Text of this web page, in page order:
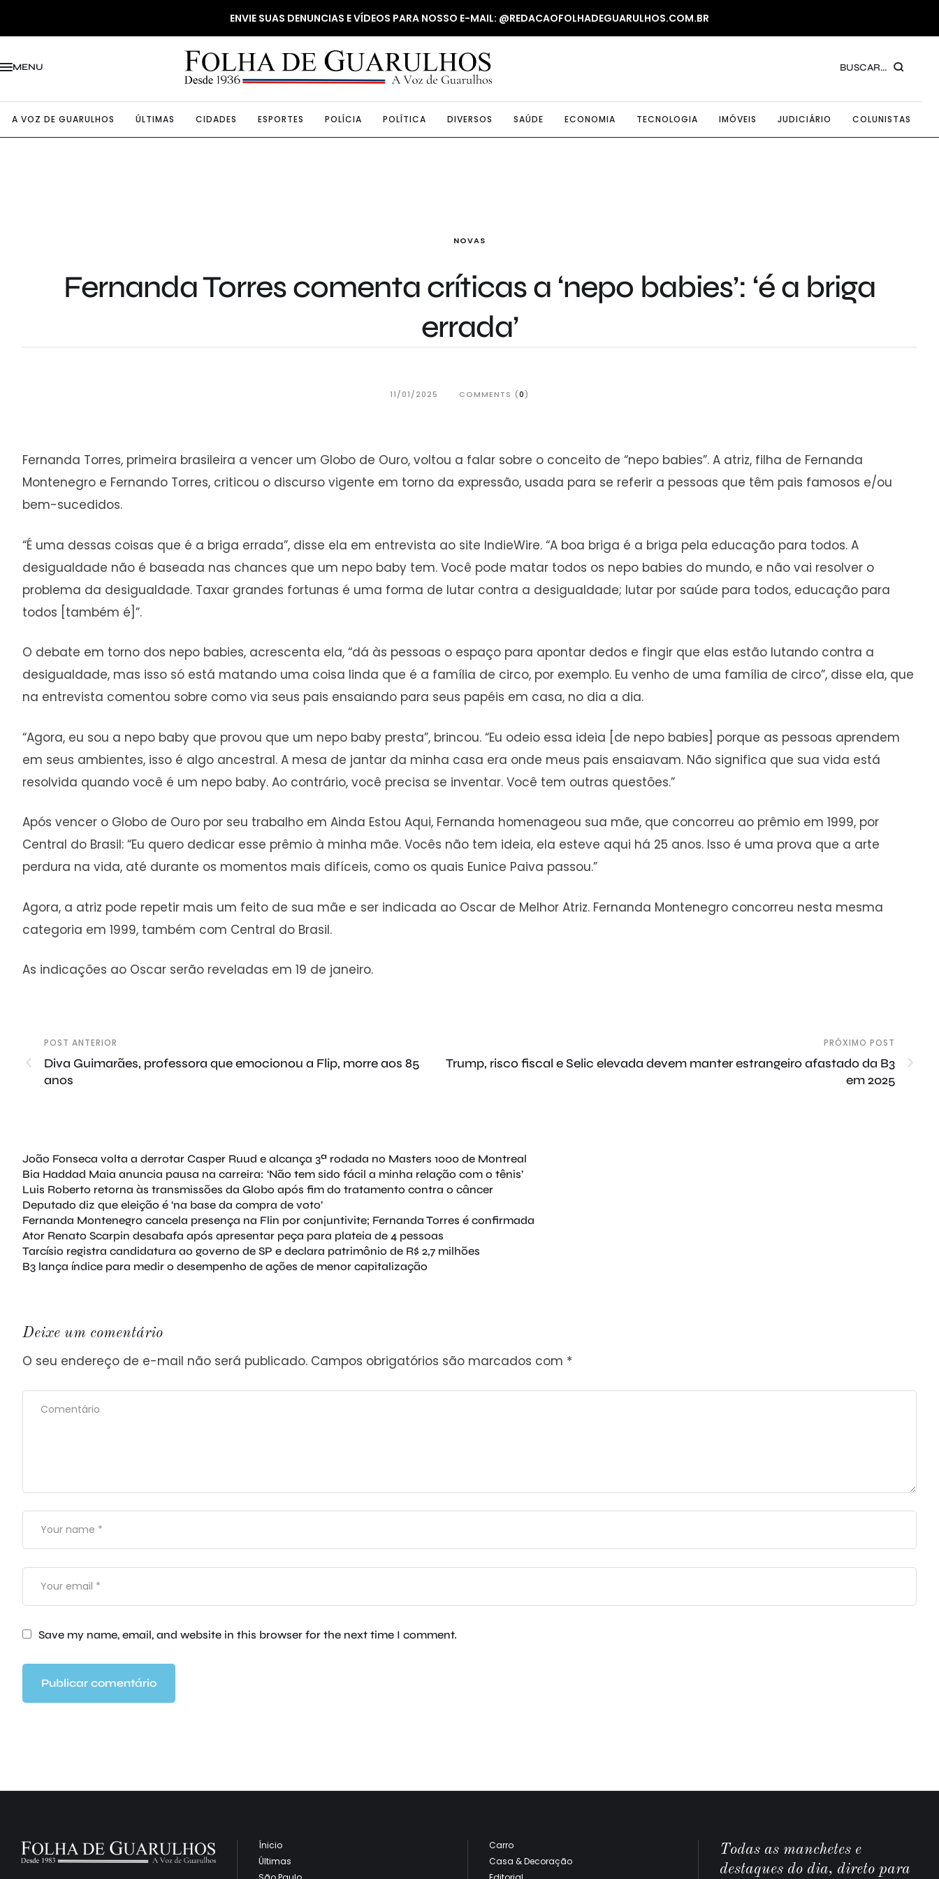
ENVIE SUAS DENUNCIAS E VÍDEOS PARA NOSSO E-MAIL: @REDACAOFOLHADEGUARULHOS.COM.BR
MENU BUSCAR...
A VOZ DE GUARULHOS ÚLTIMAS CIDADES ESPORTES POLÍCIA POLÍTICA DIVERSOS SAÚDE ECONOMIA TECNOLOGIA IMÓVEIS JUDICIÁRIO COLUNISTAS
NOVAS
Fernanda Torres comenta críticas a ‘nepo babies’: ‘é a briga
errada’
11/01/2025 COMMENTS (0)
Fernanda Torres, primeira brasileira a vencer um Globo de Ouro, voltou a falar sobre o conceito de “nepo babies”. A atriz, filha de Fernanda
Montenegro e Fernando Torres, criticou o discurso vigente em torno da expressão, usada para se referir a pessoas que têm pais famosos e/ou
bem-sucedidos.
“É uma dessas coisas que é a briga errada”, disse ela em entrevista ao site IndieWire. “A boa briga é a briga pela educação para todos. A
desigualdade não é baseada nas chances que um nepo baby tem. Você pode matar todos os nepo babies do mundo, e não vai resolver o
problema da desigualdade. Taxar grandes fortunas é uma forma de lutar contra a desigualdade; lutar por saúde para todos, educação para
todos [também é]”.
O debate em torno dos nepo babies, acrescenta ela, “dá às pessoas o espaço para apontar dedos e fingir que elas estão lutando contra a
desigualdade, mas isso só está matando uma coisa linda que é a família de circo, por exemplo. Eu venho de uma família de circo”, disse ela, que
na entrevista comentou sobre como via seus pais ensaiando para seus papéis em casa, no dia a dia.
“Agora, eu sou a nepo baby que provou que um nepo baby presta”, brincou. “Eu odeio essa ideia [de nepo babies] porque as pessoas aprendem
em seus ambientes, isso é algo ancestral. A mesa de jantar da minha casa era onde meus pais ensaiavam. Não significa que sua vida está
resolvida quando você é um nepo baby. Ao contrário, você precisa se inventar. Você tem outras questões.”
Após vencer o Globo de Ouro por seu trabalho em Ainda Estou Aqui, Fernanda homenageou sua mãe, que concorreu ao prêmio em 1999, por
Central do Brasil: “Eu quero dedicar esse prêmio à minha mãe. Vocês não tem ideia, ela esteve aqui há 25 anos. Isso é uma prova que a arte
perdura na vida, até durante os momentos mais difíceis, como os quais Eunice Paiva passou.”
Agora, a atriz pode repetir mais um feito de sua mãe e ser indicada ao Oscar de Melhor Atriz. Fernanda Montenegro concorreu nesta mesma
categoria em 1999, também com Central do Brasil.
As indicações ao Oscar serão reveladas em 19 de janeiro.
POST ANTERIOR
Diva Guimarães, professora que emocionou a Flip, morre aos 85
anos
PRÓXIMO POST
Trump, risco fiscal e Selic elevada devem manter estrangeiro afastado da B3
em 2025
João Fonseca volta a derrotar Casper Ruud e alcança 3ª rodada no Masters 1000 de Montreal
Bia Haddad Maia anuncia pausa na carreira: ‘Não tem sido fácil a minha relação com o tênis’
Luis Roberto retorna às transmissões da Globo após fim do tratamento contra o câncer
Deputado diz que eleição é ‘na base da compra de voto’
Fernanda Montenegro cancela presença na Flin por conjuntivite; Fernanda Torres é confirmada
Ator Renato Scarpin desabafa após apresentar peça para plateia de 4 pessoas
Tarcísio registra candidatura ao governo de SP e declara patrimônio de R$ 2,7 milhões
B3 lança índice para medir o desempenho de ações de menor capitalização
Deixe um comentário
O seu endereço de e-mail não será publicado. Campos obrigatórios são marcados com *
Save my name, email, and website in this browser for the next time I comment.
Ínicio
Últimas
Carro
Casa & Decoração
Todas as manchetes e
destaques do dia, direto para